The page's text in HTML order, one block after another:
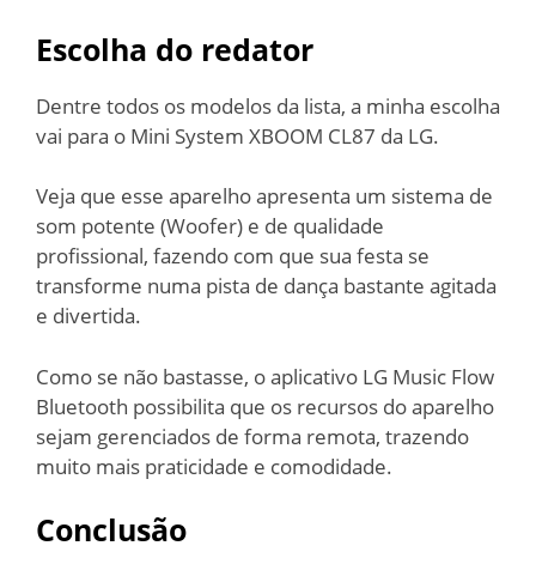
Escolha do redator
Dentre todos os modelos da lista, a minha escolha
vai para o Mini System XBOOM CL87 da LG.
Veja que esse aparelho apresenta um sistema de
som potente (Woofer) e de qualidade
profissional, fazendo com que sua festa se
transforme numa pista de dança bastante agitada
e divertida.
Como se não bastasse, o aplicativo LG Music Flow
Bluetooth possibilita que os recursos do aparelho
sejam gerenciados de forma remota, trazendo
muito mais praticidade e comodidade.
Conclusão